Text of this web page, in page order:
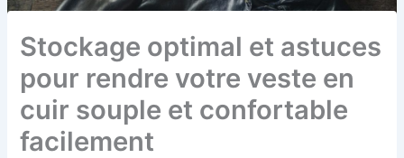
Stockage optimal et astuces
pour rendre votre veste en
cuir souple et confortable
facilement